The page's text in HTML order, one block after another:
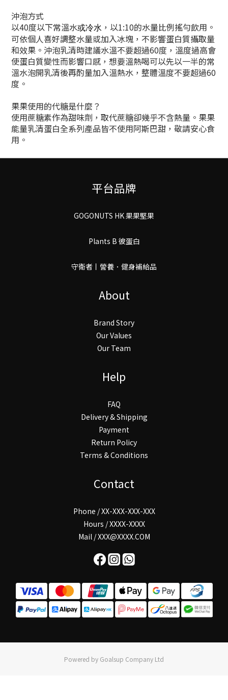
沖泡方式
以40度以下常溫水或冷水 ，以1:10的水量比例搖勻飲用。
可依個人喜好調整水量或加入冰塊，不影響蛋白質攝取量
和效果。沖泡乳清時建議水溫不要超過60度，溫度過高會
使蛋白質變性而影響口感，想要溫熱喝可以先以一半的常
溫水泡開乳清後再酌量加入溫熱水，整體溫度不要超過60
度。
果果使用的代糖是什麼？
使用蔗糖素作為甜味劑，取代蔗糖卻幾乎不含熱量。果果
能量乳清蛋白全系列產品皆不使用阿斯巴甜，敬請安心食
用。
平台品牌
GOGONUTS HK 果果堅果
Plants B 彼蛋白
守衛者丨謍養．健身補給品
About
Brand Story
Our Values
Our Team
Help
FAQ
Delivery & Shipping
Payment
Return Policy
Terms & Conditions
Contact
Phone / XX-XXX-XXX-XXX
Hours / XXXX-XXXX
Mail / XXX@XXXX.COM
Powered by Goalsup Company Ltd